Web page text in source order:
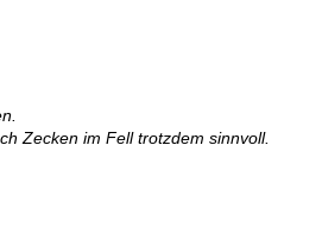
Zecken im Fell trotzdem sinnvoll.